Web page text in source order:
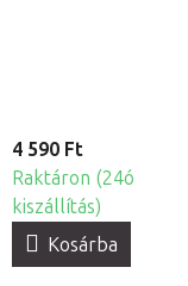
4 590 Ft
Raktáron (24ó
kiszállítás)
Kosárba